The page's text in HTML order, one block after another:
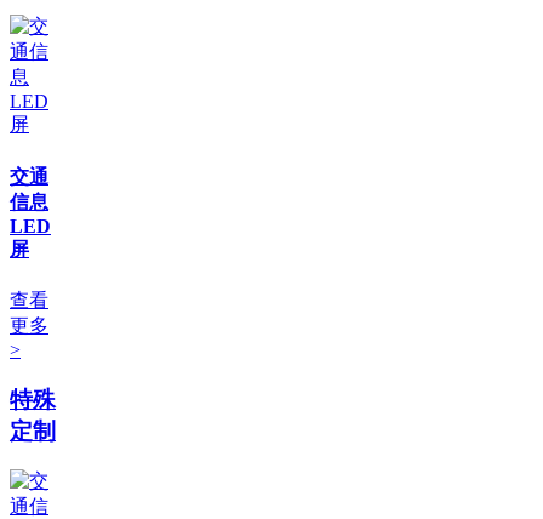
交通
信息
LED
屏
查看
更多
>
特殊
定制